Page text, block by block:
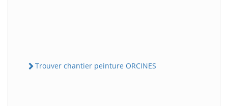
Trouver chantier peinture ORCINES